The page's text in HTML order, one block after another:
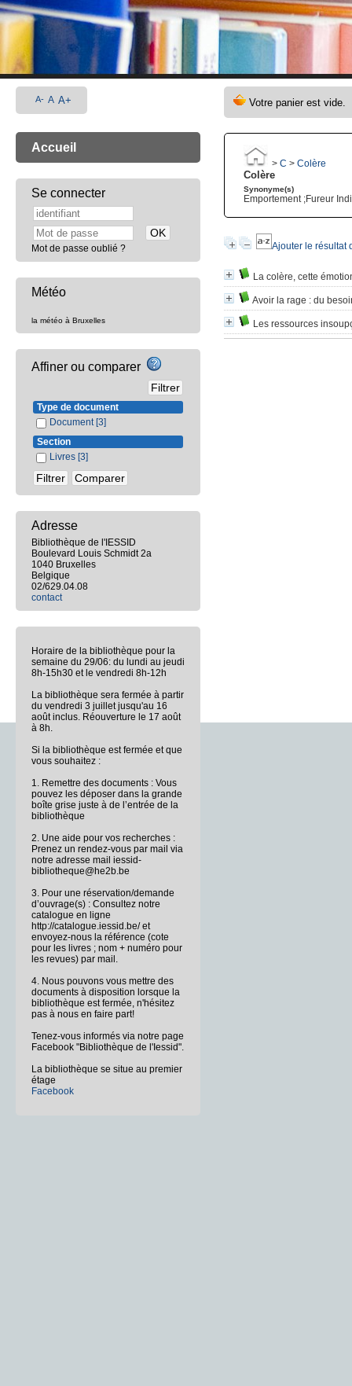
> C > Colère
Colère
Synonyme(s)
Emportement ;Fureur
Ajouter le résultat
La colère, cette
Avoir la rage : du
Les ressources
A- A A+
Accueil
Se connecter
Mot de passe oublié ?
Météo
la météo à Bruxelles
Affiner ou comparer
Type de document
Document [3]
Section
Livres [3]
Adresse
Bibliothèque de l'IESSID
Boulevard Louis Schmidt 2a
1040 Bruxelles
Belgique
02/629.04.08
contact
Horaire de la bibliothèque pour la
semaine du 29/06: du lundi au jeudi
8h-15h30 et le vendredi 8h-12h
La bibliothèque sera fermée à partir
du vendredi 3 juillet jusqu'au 16
août inclus. Réouverture le 17 août
à 8h.
Si la bibliothèque est fermée et que
vous souhaitez :
1. Remettre des documents : Vous
pouvez les déposer dans la grande
boîte grise juste à de l’entrée de la
bibliothèque
2. Une aide pour vos recherches :
Prenez un rendez-vous par mail via
notre adresse mail iessid-
bibliotheque@he2b.be
3. Pour une réservation/demande
d’ouvrage(s) : Consultez notre
catalogue en ligne
http://catalogue.iessid.be/ et
envoyez-nous la référence (cote
pour les livres ; nom + numéro pour
les revues) par mail.
4. Nous pouvons vous mettre des
documents à disposition lorsque la
bibliothèque est fermée, n'hésitez
pas à nous en faire part!
Tenez-vous informés via notre page
Facebook "Bibliothèque de l'Iessid".
La bibliothèque se situe au premier
étage
Facebook